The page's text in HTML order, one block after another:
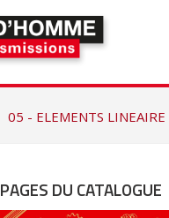
05 - ELEMENTS LINEAIRE
PAGES DU CATALOGUE